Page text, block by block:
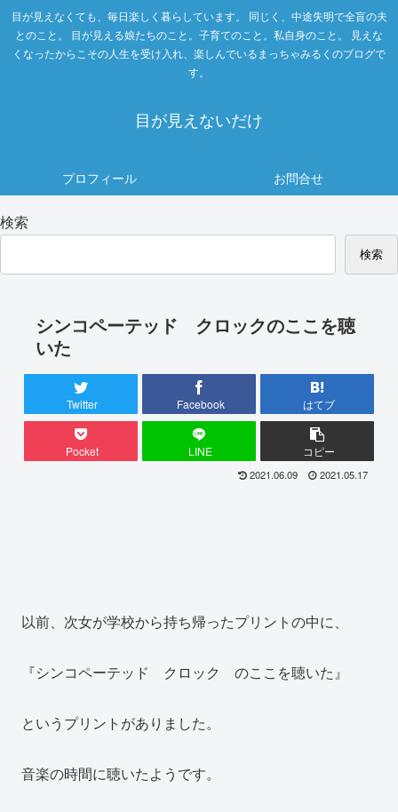
目が見えなくても、毎日楽しく暮らしています。 同じく、中途失明で全盲の夫
とのこと。 目が見える娘たちのこと。子育てのこと。私自身のこと。 見えな
くなったからこその人生を受け入れ、楽しんでいるまっちゃみるくのブログで
す。
目が見えないだけ
プロフィール お問合せ
検索
検索
シンコペーテッド クロックのここを聴
いた
Twitter Facebook はてブ
Pocket LINE コピー
2021.06.09 2021.05.17
以前、次女が学校から持ち帰ったプリントの中に、
『シンコペーテッド クロック のここを聴いた』
というプリントがありました。
音楽の時間に聴いたようです。